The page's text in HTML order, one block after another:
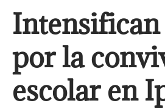
por la
escolar en